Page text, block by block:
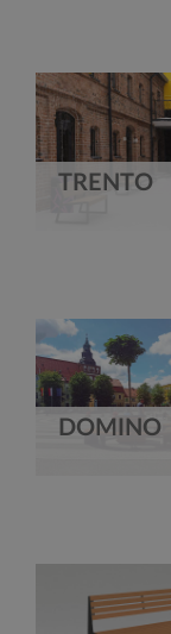
TRENTO
DOMINO